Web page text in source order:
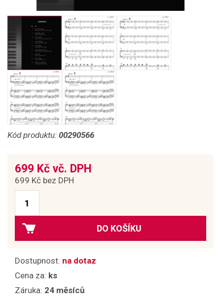
Kód produktu: 00290566
699 Kč vč. DPH
699 Kč bez DPH
DO KOŠÍKU
Dostupnost: na dotaz
Cena za: ks
Záruka: 24 měsíců